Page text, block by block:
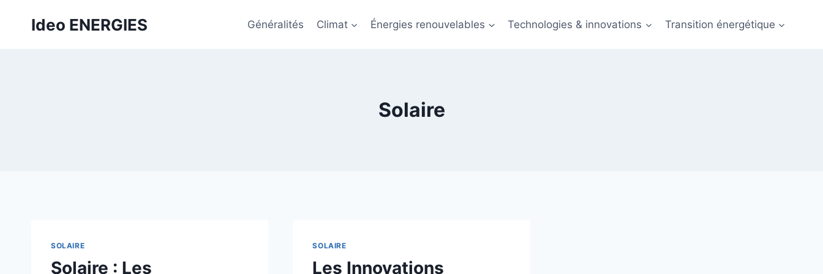
Ideo ENERGIES Généralités Climat Énergies renouvelables Technologies & innovations Transition énergétique
Solaire
SOLAIRE
Solaire : Les
SOLAIRE
Les Innovations